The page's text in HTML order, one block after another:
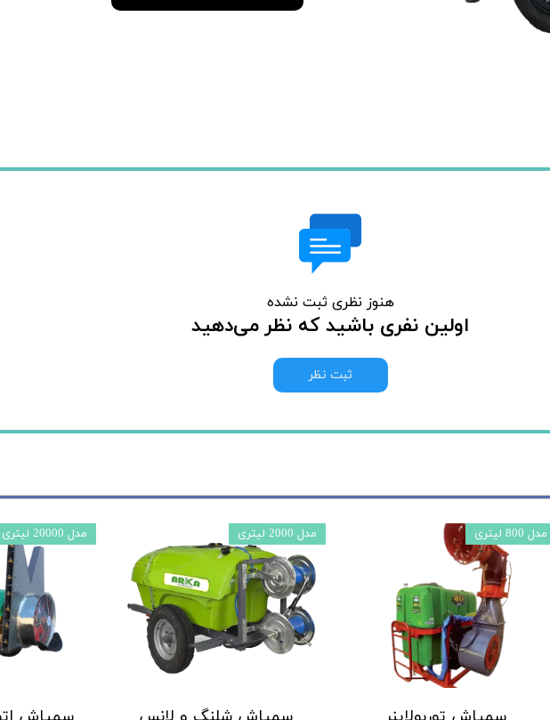
هنوز نظری ثبت نشده
اولین نفری باشید که نظر می‌دهید
ثبت نظر
مدل 20000 لیتری مدل 2000 لیتری مدل 800 لیتری